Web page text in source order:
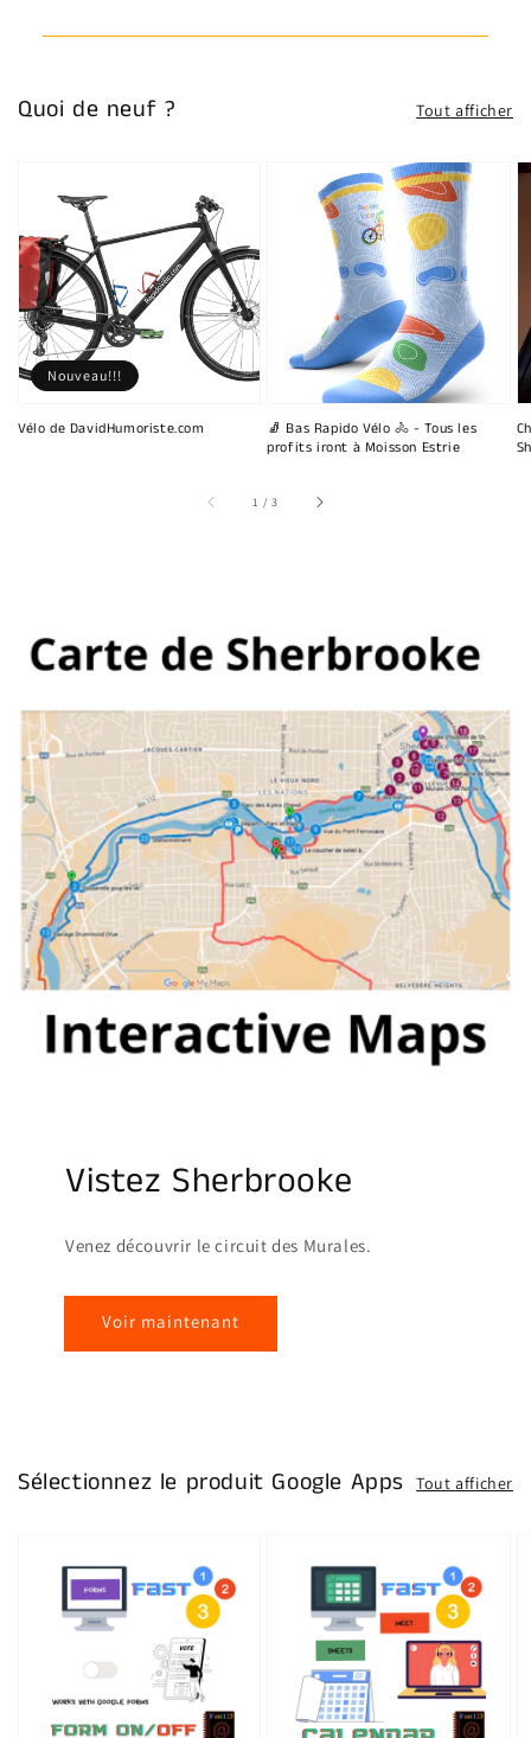
Quoi de neuf ? Tout afficher
Vélo de DavidHumoriste.com
Nouveau!!!
🧦 Bas Rapido Vélo 🚴 - Tous les
profits iront à Moisson Estrie
1 /sur
3
Vistez Sherbrooke
Venez découvrir le circuit des Murales.
Voir maintenant
Sélectionnez le produit Google Apps Tout afficher